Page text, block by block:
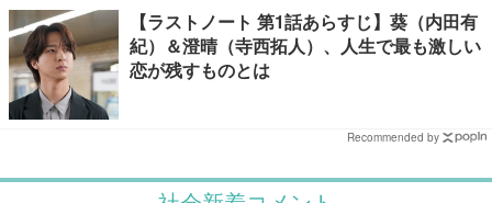
【ラストノート 第1話あらすじ】葵（内田有
紀）＆澄晴（寺西拓人）、人生で最も激しい
恋が残すものとは
Recommended by